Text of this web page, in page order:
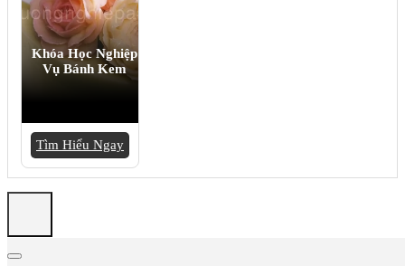
Khóa Học Nghiệp
Vụ Bánh Kem
Tìm Hiểu Ngay